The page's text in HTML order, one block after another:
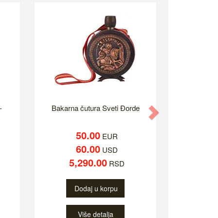
Bakarna čutura Sveti Đorde
50.00EUR
60.00USD
5,290.00RSD
Dodaj u korpu
Više detalja